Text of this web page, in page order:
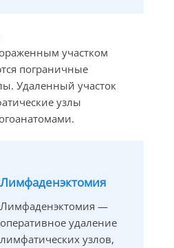
участком
пограничные
Удаленный участок
узлы
Лимфаденэктомия
Лимфаденэктомия —
оперативное удаление
лимфатических узлов,